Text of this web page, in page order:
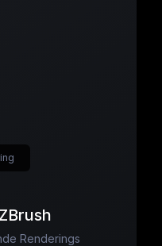
Renderings